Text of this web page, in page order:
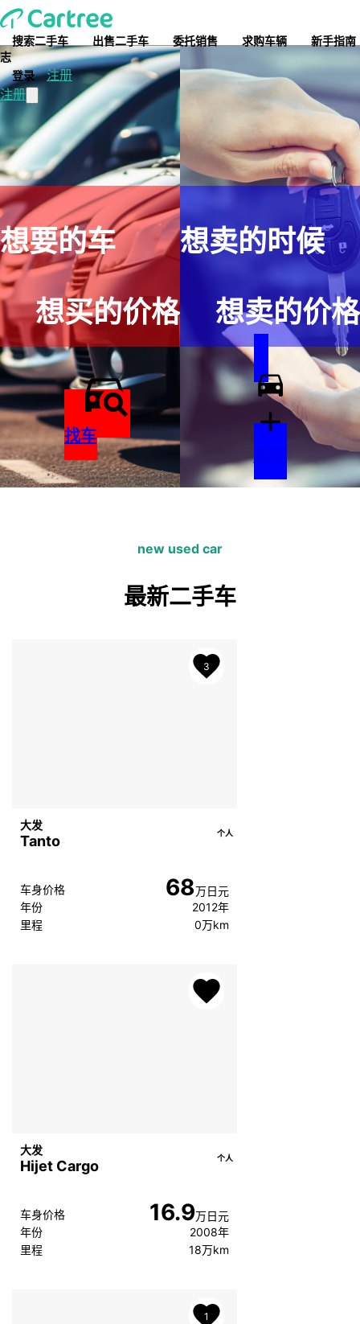
搜索二手车 出售二手车 委托销售 求购车辆
新手指南
志
登录
注册
注册
在Cartree直接交易二手车
想要的车
想买的价格
找车
想卖的时候
想卖的价格
卖车
什么是Cartree？
个人和专业人士都可以自由买卖二手车的新平台。刊登费·
new used car
最新二手车
大发
Tanto
车身价格 68万日元
年份
2012年
里程
0万km
3
个人
大发
Hijet Cargo
车身价格 16.9万日元
年份
2008年
里程
18万km
个人
1